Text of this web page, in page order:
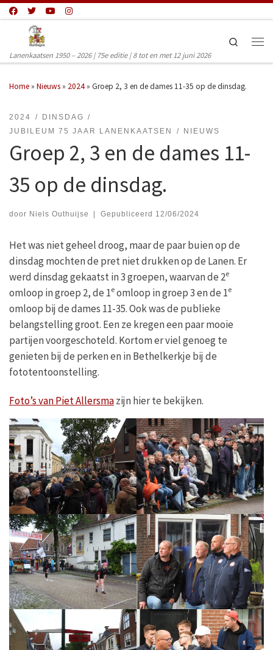
Ga naar inhoud
Lanenkaatsen 1950 – 2026 | 75e editie | 8 tot en met 12 juni 2026
Search
Home » Nieuws » 2024 » Groep 2, 3 en de dames 11-35 op de dinsdag.
2024
DINSDAG
JUBILEUM 75 JAAR LANENKAATSEN
NIEUWS
Groep 2, 3 en de dames 11-
35 op de dinsdag.
door Niels Outhuijse | Gepubliceerd 12/06/2024
Het was niet geheel droog, maar de paar buien op de
dinsdag mochten de pret niet drukken op de Lanen. Er
werd dinsdag gekaatst in 3 groepen, waarvan de 2e
omloop in groep 2, de 1e omloop in groep 3 en de 1e
omloop bij de dames 11-35. Ook was de publieke
belangstelling groot. Een ze kregen een paar mooie
partijen voorgeschoteld. Kortom er viel genoeg te
genieten bij de perken en in Bethelkerkje bij de
fototentoonstelling.
Foto’s van Piet Allersmazijn hier te bekijken.